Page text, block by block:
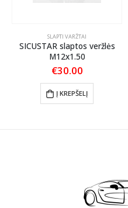
SLAPTI VARŽTAI
SICUSTAR slaptos veržlės
M12x1.50
€30.00
Į KREPŠELĮ